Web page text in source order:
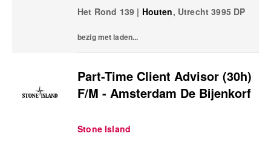
please! Dan zoeken wij jou.Bij...
Het Rond 139 | Houten, Utrecht 3995 DP
bezig met laden...
Part-Time Client Advisor (30h)
F/M - Amsterdam De Bijenkorf
Stone Island